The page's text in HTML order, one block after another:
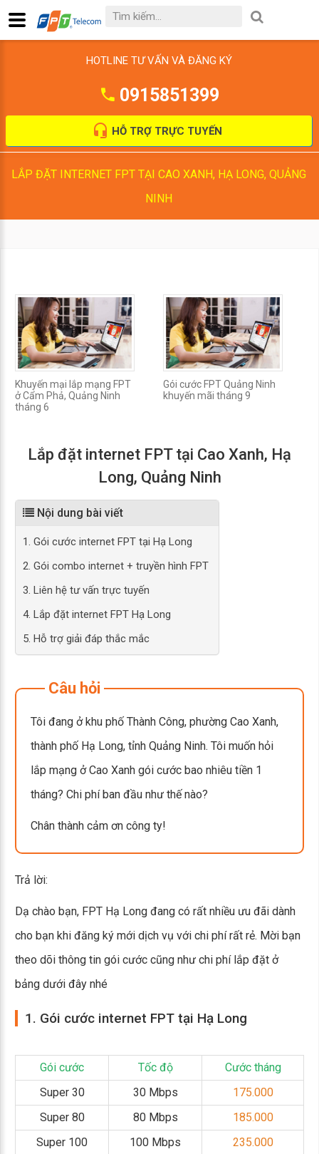
HOTLINE TƯ VẤN VÀ ĐĂNG KÝ
0915851399
HỖ TRỢ TRỰC TUYẾN
LẮP ĐẶT INTERNET FPT TẠI CAO XANH, HẠ LONG, QUẢNG
NINH
Khuyến mại lắp mạng FPT
ở Cẩm Phả, Quảng Ninh
tháng 6
Gói cước FPT Quảng Ninh
khuyến mãi tháng 9
Lắp đặt internet FPT tại Cao Xanh, Hạ
Long, Quảng Ninh
Nội dung bài viết
1. Gói cước internet FPT tại Hạ Long
2. Gói combo internet + truyền hình FPT
3. Liên hệ tư vấn trực tuyến
4. Lắp đặt internet FPT Hạ Long
5. Hỗ trợ giải đáp thắc mắc
Câu hỏi
Tôi đang ở khu phố Thành Công, phường Cao Xanh,
thành phố Hạ Long, tỉnh Quảng Ninh. Tôi muốn hỏi
lắp mạng ở Cao Xanh gói cước bao nhiêu tiền 1
tháng? Chi phí ban đầu như thế nào?
Chân thành cảm ơn công ty!
Trả lời:
Dạ chào bạn, FPT Hạ Long đang có rất nhiều ưu đãi dành
cho bạn khi đăng ký mới dịch vụ với chi phí rất rẻ. Mời bạn
theo dõi thông tin gói cước cũng như chi phí lắp đặt ở
bảng dưới đây nhé
1. Gói cước internet FPT tại Hạ Long
Gói cước Tốc độ
Cước tháng
Super 30
30 Mbps
175.000
Super 80
80 Mbps
185.000
Super 100
100 Mbps
235.000